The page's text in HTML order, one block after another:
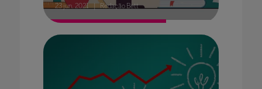
23 jun. 2021 Redação Bett